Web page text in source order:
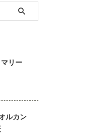
リー
ルカン